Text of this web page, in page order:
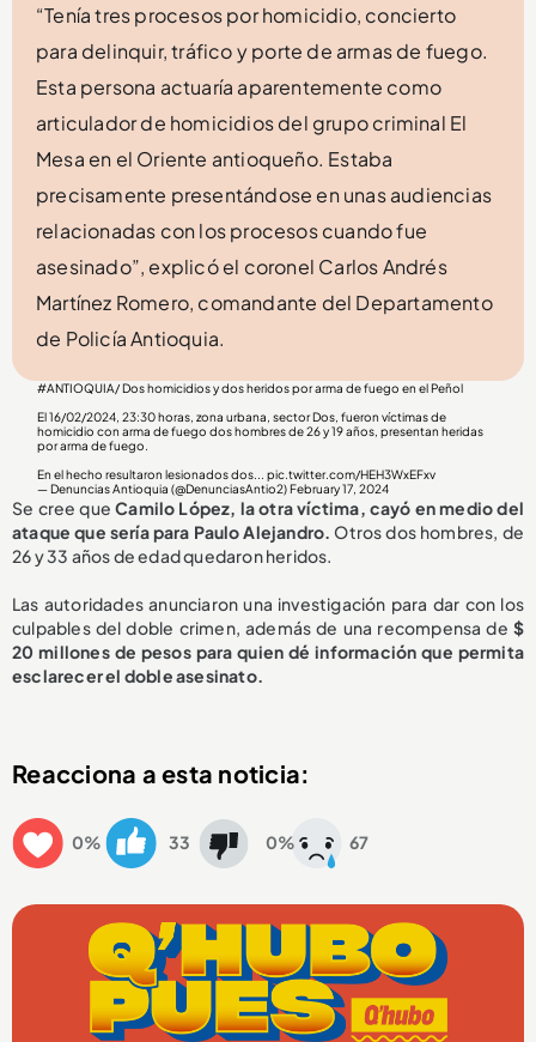
“Tenía tres procesos por homicidio, concierto
para delinquir, tráfico y porte de armas de fuego.
Esta persona actuaría aparentemente como
articulador de homicidios del grupo criminal El
Mesa en el Oriente antioqueño. Estaba
precisamente presentándose en unas audiencias
relacionadas con los procesos cuando fue
asesinado”, explicó el coronel Carlos Andrés
Martínez Romero, comandante del Departamento
de Policía Antioquia.
#ANTIOQUIA/ Dos homicidios y dos heridos por arma de fuego en el Peñol
El 16/02/2024, 23:30 horas, zona urbana, sector Dos, fueron víctimas de
homicidio con arma de fuego dos hombres de 26 y 19 años, presentan heridas
por arma de fuego.
En el hecho resultaron lesionados dos...pic.twitter.com/HEH3WxEFxv
— Denuncias Antioquia (@DenunciasAntio2)February 17, 2024
Se cree que Camilo López, la otra víctima, cayó en medio del
ataque que sería para Paulo Alejandro. Otros dos hombres, de
26 y 33 años de edad quedaron heridos.
Las autoridades anunciaron una investigación para dar con los
culpables del doble crimen, además de una recompensa de $
20 millones de pesos para quien dé información que permita
esclarecer el doble asesinato.
Reacciona a esta noticia:
0% 33 0% 67